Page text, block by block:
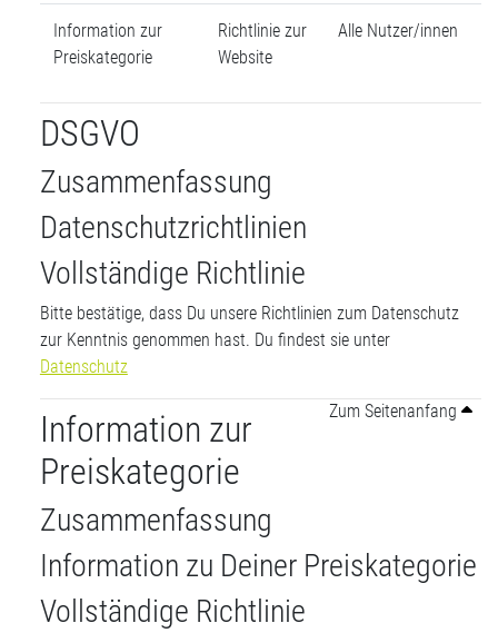
Information zur
Preiskategorie
Richtlinie zur
Website
Alle Nutzer/innen
DSGVO
Zusammenfassung
Datenschutzrichtlinien
Vollständige Richtlinie
Bitte bestätige, dass Du unsere Richtlinien zum Datenschutz
zur Kenntnis genommen hast. Du findest sie unter
Datenschutz
Zum Seitenanfang
Information zur
Preiskategorie
Zusammenfassung
Information zu Deiner Preiskategorie
Vollständige Richtlinie